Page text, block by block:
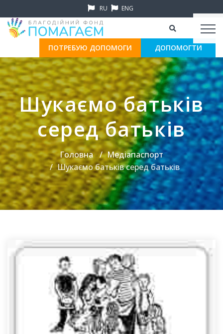
RU ENG
ПОТРЕБУЮ ДОПОМОГИ ДОПОМОГТИ
Шукаємо батьків
серед батьків
Головна
Медіапаспорт
Шукаємо батьків серед батьків